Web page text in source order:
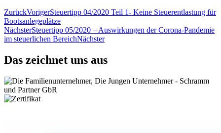
ZurückVorigerSteuertipp 04/2020 Teil 1- Keine Steuerentlastung für
Bootsanlegeplätze
NächsterSteuertipp 05/2020 – Auswirkungen der Corona-Pandemie
im steuerlichen BereichNächster
Das zeichnet uns aus